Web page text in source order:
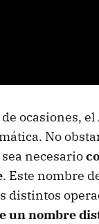
ocasiones, el
No
necesario
. Este nombre
distintos
un nombre